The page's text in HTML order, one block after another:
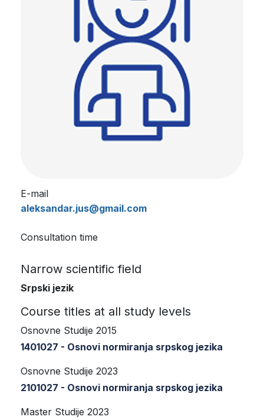
E-mail
aleksandar.jus@gmail.com
Consultation time
Narrow scientific field
Srpski jezik
Course titles at all study levels
Osnovne Studije 2015
1401027 - Osnovi normiranja srpskog jezika
Osnovne Studije 2023
2101027 - Osnovi normiranja srpskog jezika
Master Studije 2023